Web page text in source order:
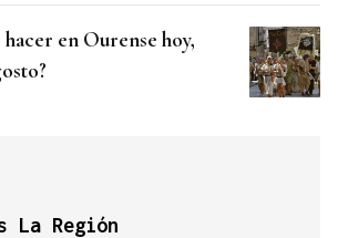
hacer en Ourense hoy,
La Región